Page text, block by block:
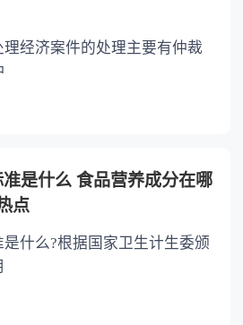
经济案件的处理主要有仲裁
是什么 食品营养成分在哪
点
什么?根据国家卫生计生委颁